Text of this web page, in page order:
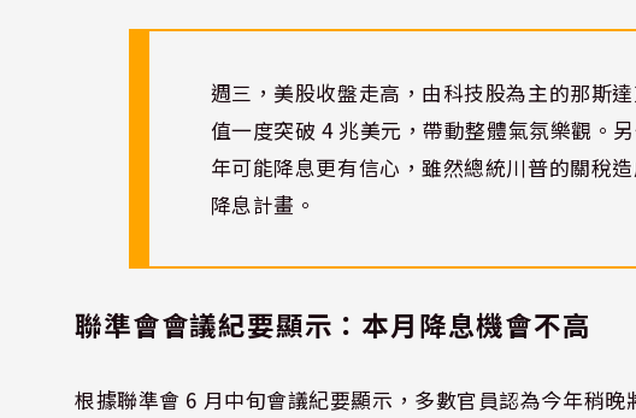
週三，美股收盤走高，由科技股為主的那斯
值一度突破 4 兆美元，帶動整體氣氛樂觀。
年可能降息更有信心，雖然總統川普的關稅
降息計畫。
聯準會會議紀要顯示：本月降息機會不高
根據聯準會 6 月中旬會議紀要顯示，多數官員認為今年稍